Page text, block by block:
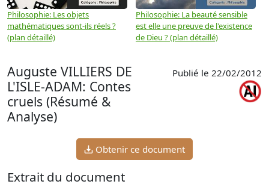
Philosophie: Les objets
mathématiques sont-ils réels ?
(plan détaillé)
Philosophie: La beauté sensible
est elle une preuve de l'existence
de Dieu ? (plan détaillé)
Auguste VILLIERS DE
L'ISLE-ADAM: Contes
cruels (Résumé &
Analyse)
Publié le 22/02/2012
Obtenir ce document
Extrait du document